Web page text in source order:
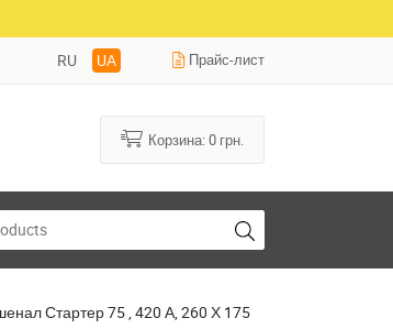
RU UA Прайс-лист
Корзина:0 грн.
Стартер 75 , 420 А, 260 Х 175